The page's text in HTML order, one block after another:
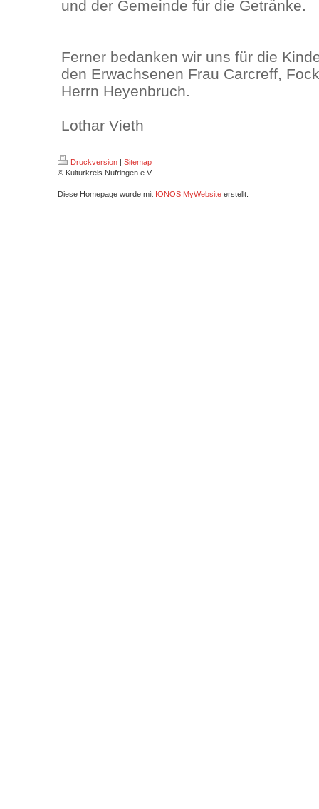
und der Gemeinde für die Getränke.
Ferner bedanken wir uns für die
den Erwachsenen Frau Carcreff,
Herrn Heyenbruch.
Lothar Vieth
Druckversion | Sitemap
© Kulturkreis Nufringen e.V.
Diese Homepage wurde mit IONOS MyWebsite erstellt.